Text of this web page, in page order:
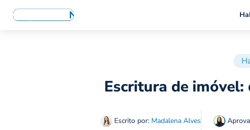
Escritura de
Escrito por: Madalena Alves